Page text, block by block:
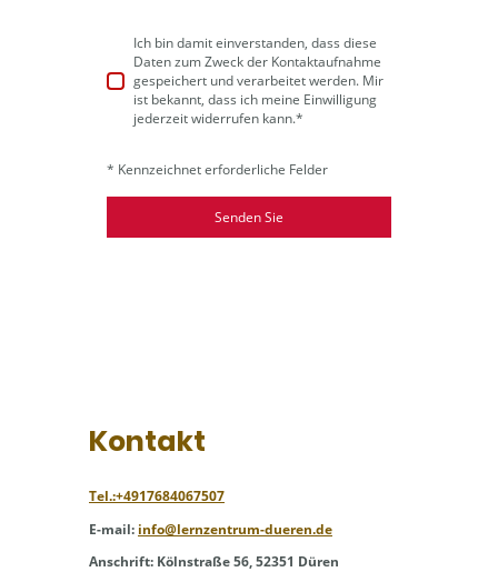
Ich bin damit einverstanden, dass diese
Daten zum Zweck der Kontaktaufnahme
gespeichert und verarbeitet werden. Mir
ist bekannt, dass ich meine Einwilligung
jederzeit widerrufen kann.*
* Kennzeichnet erforderliche Felder
Senden Sie
Kontakt
Tel.:+4917684067507
E-mail: info@lernzentrum-dueren.de
Anschrift: Kölnstraße 56, 52351 Düren